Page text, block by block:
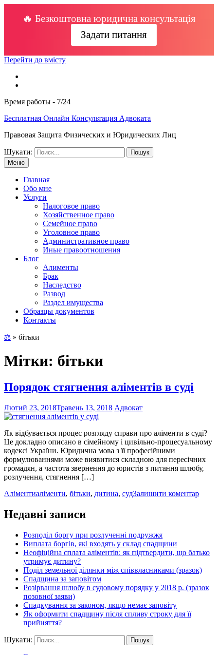
🔥 Безкоштовна юридична консультація
Задати питання
Перейти до вмісту
Время работы - 7/24
Бесплатная Онлайн Консультация Адвоката
Правовая Защита Физических и Юридических Лиц
Шукати:
Меню
Главная
Обо мне
Услуги
Налоговое право
Хозяйственное право
Семейное право
Уголовное право
Административное право
Иные правоотношения
Блог
Алименты
Брак
Наследство
Развод
Раздел имущества
Образцы документов
Контакты
⚖ » бітьки
Мітки: бітьки
Порядок стягнення аліментів в суді
Лютий 23, 2018Травень 13, 2018 Адвокат
Як відбувається процес розгляду справи про аліменти в суді?
Це докладно описано в сімейному і цивільно-процесуальному
кодексі України. Юридична мова з її професійними
формулюваннями може виявитися складною для пересічних
громадян, а частота звернення до юристів з питання шлюбу,
розлучення, стягнення […]
Аліментиаліменти, бітьки, дитина, судЗалишити коментар
Недавні записи
Розподіл боргу при розлученні подружжя
Виплата боргів, які входять у склад спадщини
Неофіційна сплата аліментів: як підтвердити, що батько
утримує дитину?
Поділ земельної ділянки між співвласниками (зразок)
Спадщина за заповітом
Розірвання шлюбу в судовому порядку у 2018 р. (зразок
позовної заяви)
Спадкування за законом, якщо немає заповіту
Як оформити спадщину після спливу строку для її
прийняття?
Шукати: